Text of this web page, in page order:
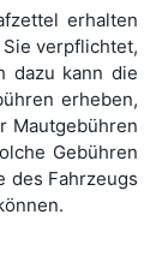
erhalten
verpflichtet,
dazu kann die
erheben,
Mautgebühren
Gebühren
des Fahrzeugs